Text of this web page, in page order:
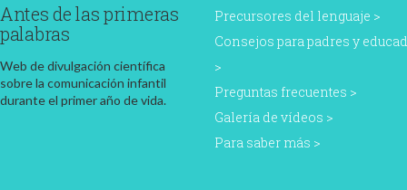
Antes de las primeras
palabras
Web de divulgación científica
sobre la comunicación infantil
durante el primer año de vida.
Precursores del lenguaje
Consejos para padres y
Preguntas frecuentes
Galería de vídeos
Para saber más